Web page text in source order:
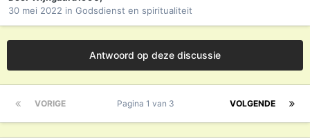
30 mei 2022 in Godsdienst en spiritualiteit
Antwoord op deze discussie
VORIGE VOLGENDE
Pagina 1 van 3